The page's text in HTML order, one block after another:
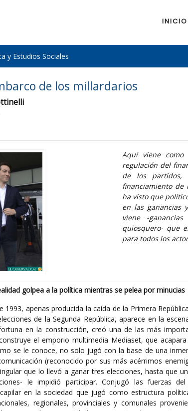
INICIO
y Estudios Sociales
de los millardarios
Aquí viene
regulación del
de los partidos,
financiamiento de
ha visto que
en las ganancias
viene -
quiosquero- que
para todos los
golpea a la política mientras se pelea por minucias
1993, apenas producida la caída de la Primera
de la Segunda República, aparece en la
en la construcción, creó una de las más
el emporio multimedia Mediaset, que
se le conoce, no solo jugó con la base de una
(reconocido por sus más acérrimos
que lo llevó a ganar tres elecciones, hasta que
le impidió participar. Conjugó las fuerzas
en la sociedad que jugó como estructura
regionales, provinciales y comunales